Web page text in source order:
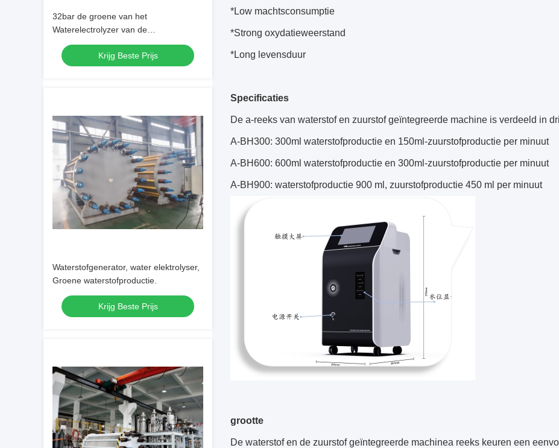
32bar de groene van het
Waterelectrolyzer van de
Waterstofproductie-installatie Hoge
Zuiverheid
Krijg Beste Prijs
Waterstofgenerator, water elektrolyser,
Groene waterstofproductie.
Krijg Beste Prijs
*Low machtsconsumptie
*Strong oxydatieweerstand
*Long levensduur
Specificaties
De a-reeks van waterstof en zuurstof geïntegreerde machine is verdeeld in
A-BH300: 300ml waterstofproductie en 150ml-zuurstofproductie per minuut
A-BH600: 600ml waterstofproductie en 300ml-zuurstofproductie per minuut
A-BH900: waterstofproductie 900 ml, zuurstofproductie 450 ml per minuut
grootte
De waterstof en de zuurstof geïntegreerde machinea reeks keuren een